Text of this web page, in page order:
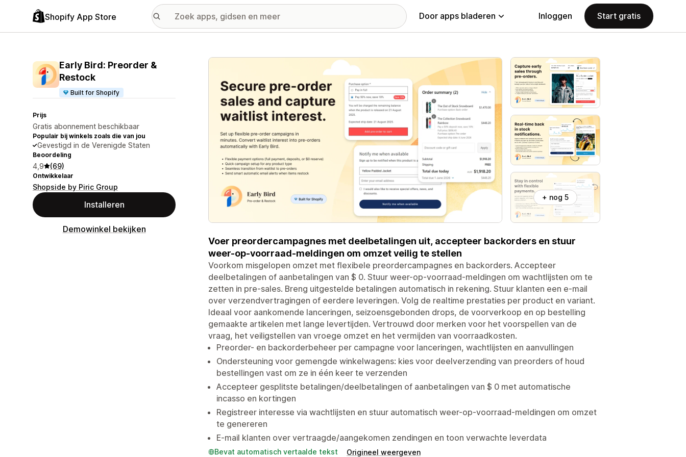
Shopify App Store Door apps bladeren Inloggen Start gratis
Early Bird: Preorder &
Restock
Built for Shopify
Prijs
Gratis abonnement beschikbaar
Populair bij winkels zoals die van jou
Gevestigd in de Verenigde Staten
Beoordeling
4,9 (69)
Ontwikkelaar
Shopside by Piric Group
Installeren
Demowinkel bekijken
Galerij met uitgelichte afbeeldingen
+ nog 5
Voer preordercampagnes met deelbetalingen uit, accepteer backorders en stuur
weer-op-voorraad-meldingen om omzet veilig te stellen
Voorkom misgelopen omzet met flexibele preordercampagnes en backorders. Accepteer
deelbetalingen of aanbetalingen van $ 0. Stuur weer-op-voorraad-meldingen om wachtlijsten om te
zetten in pre-sales. Breng uitgestelde betalingen automatisch in rekening. Stuur klanten een e-mail
over verzendvertragingen of eerdere leveringen. Volg de realtime prestaties per product en variant.
Ideaal voor aankomende lanceringen, seizoensgebonden drops, de voorverkoop en op bestelling
gemaakte artikelen met lange levertijden. Vertrouwd door merken voor het voorspellen van de
vraag, het veiligstellen van vroege omzet en het vermijden van voorraadkosten.
Preorder- en backorderbeheer per campagne voor lanceringen, wachtlijsten en aanvullingen
Ondersteuning voor gemengde winkelwagens: kies voor deelverzending van preorders of houd
bestellingen vast om ze in één keer te verzenden
Accepteer gesplitste betalingen/deelbetalingen of aanbetalingen van $ 0 met automatische
incasso en kortingen
Registreer interesse via wachtlijsten en stuur automatisch weer-op-voorraad-meldingen om omzet
te genereren
E-mail klanten over vertraagde/aangekomen zendingen en toon verwachte leverdata
Bevat automatisch vertaalde tekst Origineel weergeven